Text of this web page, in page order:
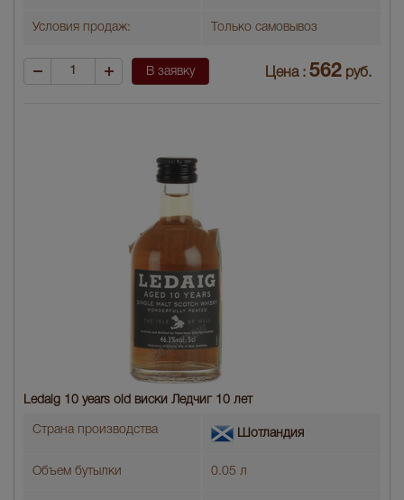
Условия продаж: Только самовывоз
В заявку Цена : 562 руб.
Ledaig 10 years old виски Ледчиг 10 лет
Страна производства Шотландия
Объем бутылки 0.05 л